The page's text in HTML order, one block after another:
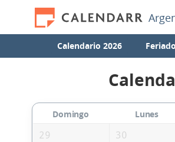
Calendario 2026
Domingo Lunes
29
30